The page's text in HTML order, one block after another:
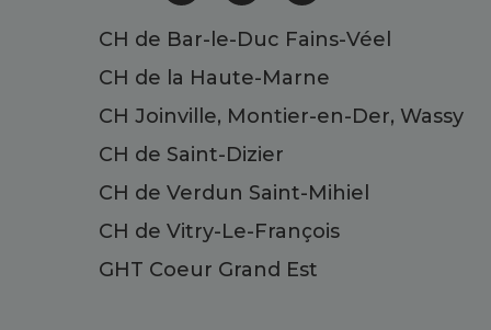
CH de Bar-le-Duc Fains-Véel
CH de la Haute-Marne
CH Joinville, Montier-en-Der, Wassy
CH de Saint-Dizier
CH de Verdun Saint-Mihiel
CH de Vitry-Le-François
GHT Coeur Grand Est